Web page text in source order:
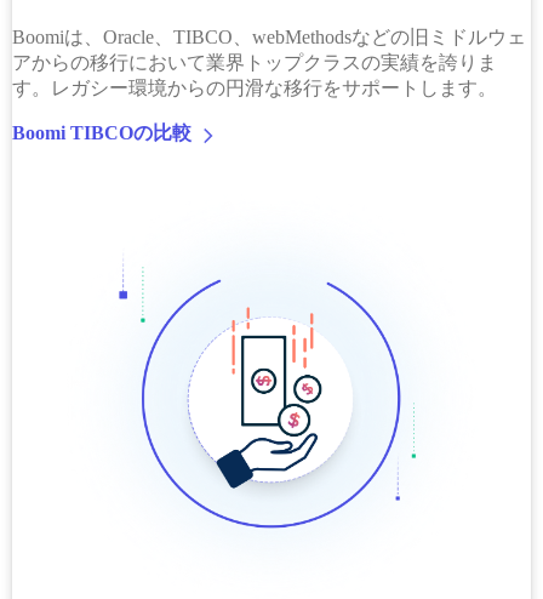
Boomiは、Oracle、TIBCO、webMethodsなどの旧ミドルウェ
アからの移行において業界トップクラスの実績を誇りま
す。レガシー環境からの円滑な移行をサポートします。
Boomi TIBCOの比較